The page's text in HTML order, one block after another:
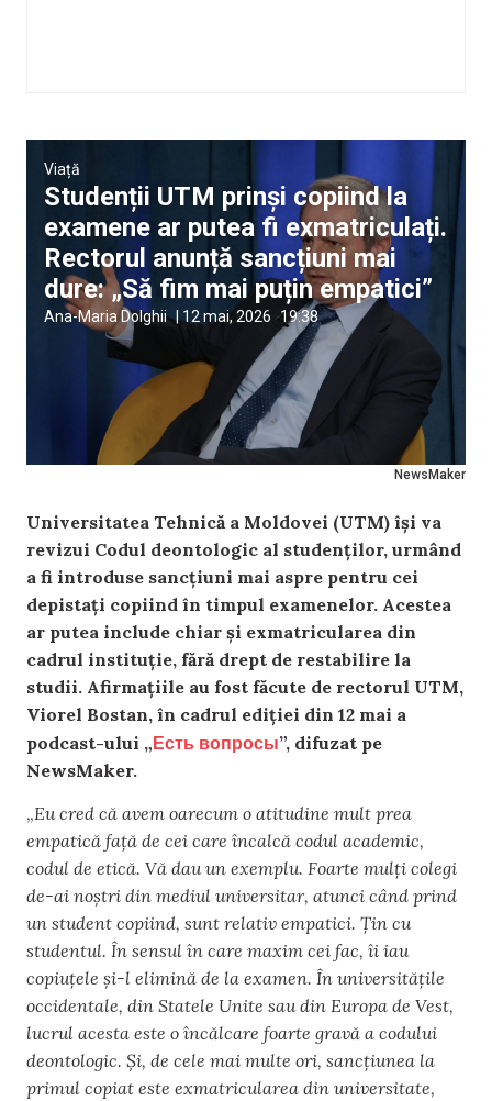
NewsMaker
Viață
Studenții UTM prinși copiind la
examene ar putea fi exmatriculați.
Rectorul anunță sancțiuni mai
dure: „Să fim mai puțin empatici”
Ana-Maria Dolghii | 12 mai, 2026 19:38
Universitatea Tehnică a Moldovei (UTM) își va
revizui Codul deontologic al studenților, urmând
a fi introduse sancțiuni mai aspre pentru cei
depistați copiind în timpul examenelor. Acestea
ar putea include chiar și exmatricularea din
cadrul instituție, fără drept de restabilire la
studii. Afirmațiile au fost făcute de rectorul UTM,
Viorel Bostan, în cadrul ediției din 12 mai a
podcast-ului „Есть вопросы”, difuzat pe
NewsMaker.
„Eu cred că avem oarecum o atitudine mult prea
empatică față de cei care încalcă codul academic,
codul de etică. Vă dau un exemplu. Foarte mulți colegi
de-ai noștri din mediul universitar, atunci când prind
un student copiind, sunt relativ empatici. Țin cu
studentul. În sensul în care maxim cei fac, îi iau
copiuțele și-l elimină de la examen. În universitățile
occidentale, din Statele Unite sau din Europa de Vest,
lucrul acesta este o încălcare foarte gravă a codului
deontologic. Și, de cele mai multe ori, sancțiunea la
primul copiat este exmatricularea din universitate,